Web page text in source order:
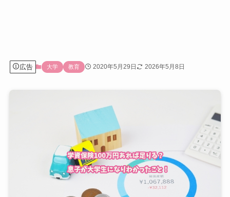
広告 大学 教育 2020年5月29日 2026年5月8日